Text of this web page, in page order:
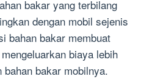
bakar yang terbilang
dengan mobil sejenis
bahan bakar membuat
biaya lebih
bahan bakar mobilnya.